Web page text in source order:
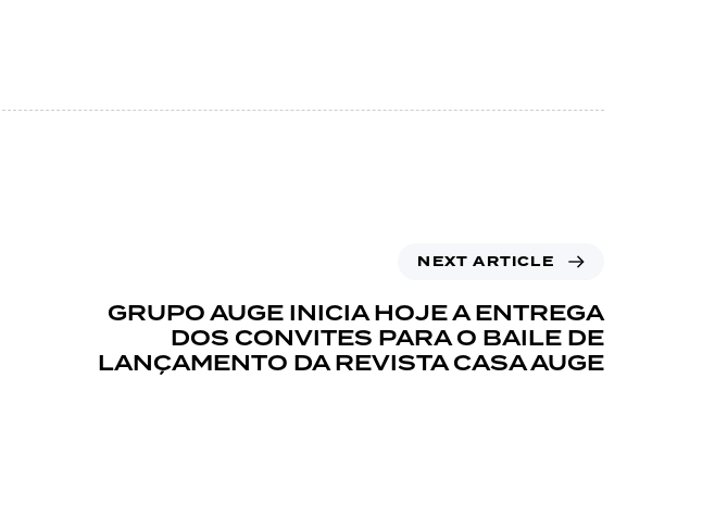
NEXT ARTICLE
GRUPO AUGE INICIA HOJE A ENTREGA
DOS CONVITES PARA O BAILE DE
LANÇAMENTO DA REVISTA CASA AUGE